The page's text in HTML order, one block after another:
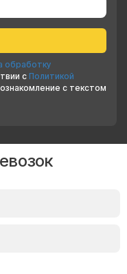
обработку
с Политикой
ознакомление с текстом